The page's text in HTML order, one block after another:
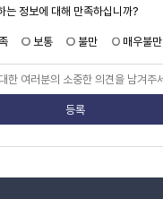
는 정보에 대해 만족하십니까?
보통 불만
매우불만